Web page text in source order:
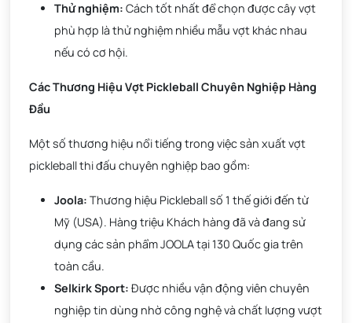
Thử nghiệm: Cách tốt nhất để chọn được cây vợt
phù hợp là thử nghiệm nhiều mẫu vợt khác nhau
nếu có cơ hội.
Các Thương Hiệu Vợt Pickleball Chuyên Nghiệp Hàng
Đầu
Một số thương hiệu nổi tiếng trong việc sản xuất vợt
pickleball thi đấu chuyên nghiệp bao gồm:
Joola: Thương hiệu Pickleball số 1 thế giới đến từ
Mỹ (USA). Hàng triệu Khách hàng đã và đang sử
dụng các sản phẩm JOOLA tại 130 Quốc gia trên
toàn cầu.
Selkirk Sport: Được nhiều vận động viên chuyên
nghiệp tin dùng nhờ công nghệ và chất lượng vượt